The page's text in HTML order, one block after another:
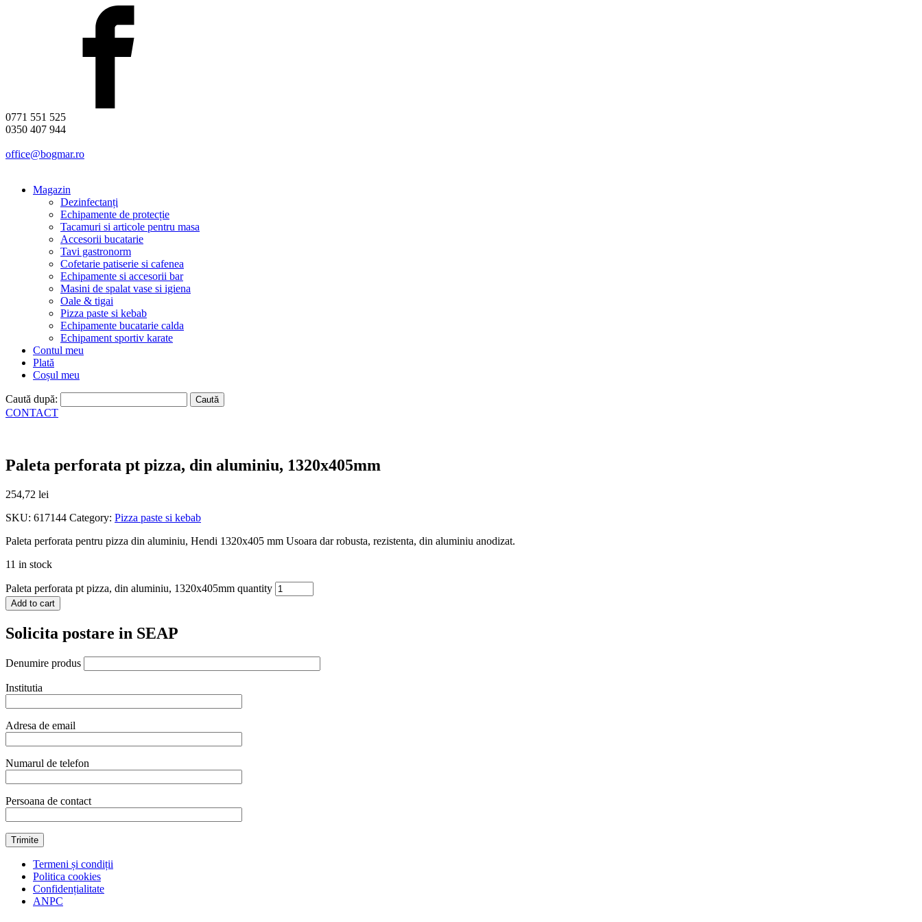
0771 551 525
0350 407 944
office@bogmar.ro
Magazin
Dezinfectanți
Echipamente de protecție
Tacamuri si articole pentru masa
Accesorii bucatarie
Tavi gastronorm
Cofetarie patiserie si cafenea
Echipamente si accesorii bar
Masini de spalat vase si igiena
Oale & tigai
Pizza paste si kebab
Echipamente bucatarie calda
Echipament sportiv karate
Contul meu
Plată
Coșul meu
Caută după:
CONTACT
Paleta perforata pt pizza, din aluminiu, 1320x405mm
254,72 lei
SKU: 617144 Category: Pizza paste si kebab
Paleta perforata pentru pizza din aluminiu, Hendi 1320x405 mm Usoara dar robusta, rezistenta, din aluminiu anodizat.
11 in stock
Paleta perforata pt pizza, din aluminiu, 1320x405mm quantity
Add to cart
Solicita postare in SEAP
Denumire produs
Institutia
Adresa de email
Numarul de telefon
Persoana de contact
Termeni și condiții
Politica cookies
Confidențialitate
ANPC